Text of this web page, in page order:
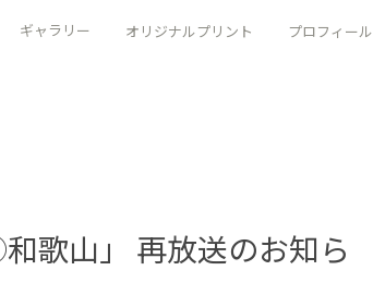
ギャラリー オリジナルプリント プロフィール
歌山」 再放送のお知ら